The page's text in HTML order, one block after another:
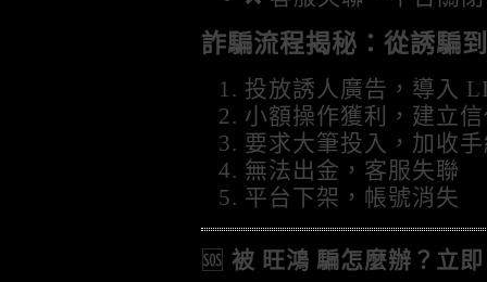
詐騙流程揭秘：從誘騙
投放誘人廣告，導入
小額操作獲利，建立
要求大筆投入，加收
無法出金，客服失聯
平台下架，帳號消失
🆘 被 旺鴻 騙怎麼辦？立